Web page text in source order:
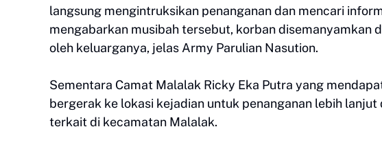
langsung mengintruksikan penanganan dan mencari
mengabarkan musibah tersebut, korban disemanyamkan
oleh keluarganya, jelas Army Parulian Nasution.
Sementara Camat Malalak Ricky Eka Putra yang
bergerak ke lokasi kejadian untuk penanganan lebih
terkait di kecamatan Malalak.